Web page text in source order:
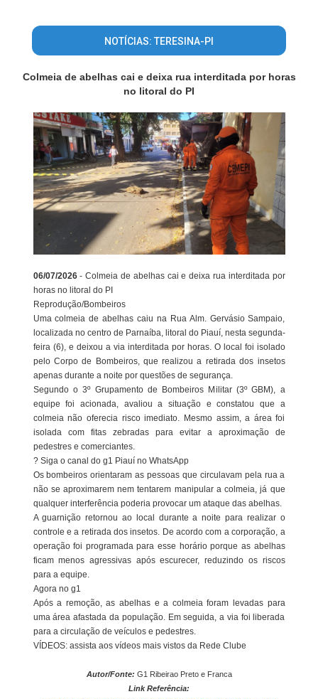
NOTÍCIAS: TERESINA-PI
Colmeia de abelhas cai e deixa rua interditada por horas
no litoral do PI
06/07/2026- Colmeia de abelhas cai e deixa rua interditada por
horas no litoral do PI
Reprodução/Bombeiros
Uma colmeia de abelhas caiu na Rua Alm. Gervásio Sampaio,
localizada no centro de Parnaíba, litoral do Piauí, nesta segunda-
feira (6), e deixou a via interditada por horas. O local foi isolado
pelo Corpo de Bombeiros, que realizou a retirada dos insetos
apenas durante a noite por questões de segurança.
Segundo o 3º Grupamento de Bombeiros Militar (3º GBM), a
equipe foi acionada, avaliou a situação e constatou que a
colmeia não oferecia risco imediato. Mesmo assim, a área foi
isolada com fitas zebradas para evitar a aproximação de
pedestres e comerciantes.
? Siga o canal do g1 Piauí no WhatsApp
Os bombeiros orientaram as pessoas que circulavam pela rua a
não se aproximarem nem tentarem manipular a colmeia, já que
qualquer interferência poderia provocar um ataque das abelhas.
A guarnição retornou ao local durante a noite para realizar o
controle e a retirada dos insetos. De acordo com a corporação, a
operação foi programada para esse horário porque as abelhas
ficam menos agressivas após escurecer, reduzindo os riscos
para a equipe.
Agora no g1
Após a remoção, as abelhas e a colmeia foram levadas para
uma área afastada da população. Em seguida, a via foi liberada
para a circulação de veículos e pedestres.
VÍDEOS: assista aos vídeos mais vistos da Rede Clube
Autor/Fonte: G1 Ribeirao Preto e Franca
Link Referência: